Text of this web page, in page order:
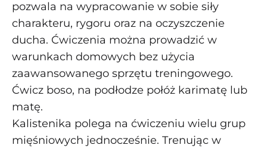
pozwala na wypracowanie w sobie siły
charakteru, rygoru oraz na oczyszczenie
ducha. Ćwiczenia można prowadzić w
warunkach domowych bez użycia
zaawansowanego sprzętu treningowego.
Ćwicz boso, na podłodze połóż karimatę lub
matę.
Kalistenika polega na ćwiczeniu wielu grup
mięśniowych jednocześnie. Trenując w